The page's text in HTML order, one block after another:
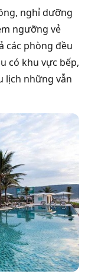
nghỉ dưỡng
ngưỡng vẻ
các phòng đều
có khu vực bếp,
lịch những vẫn